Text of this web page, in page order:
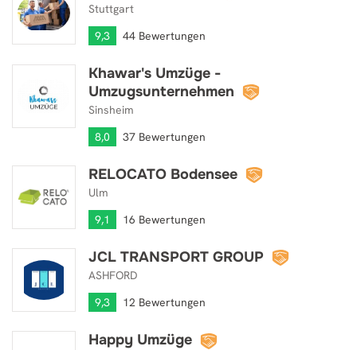
Stuttgart
9,3
44 Bewertungen
Khawar's Umzüge -
Umzugsunternehmen
Sinsheim
8,0
37 Bewertungen
Khawar's Umzüge - Umzugsunternehmen
RELOCATO Bodensee
Ulm
9,1
16 Bewertungen
RELOCATO Bodensee
JCL TRANSPORT GROUP
ASHFORD
9,3
12 Bewertungen
JCL TRANSPORT GROUP
Happy Umzüge
Happy Umzüge